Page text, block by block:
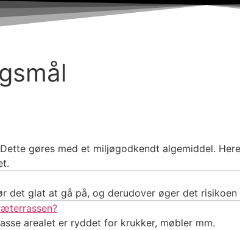
gøres med et miljøgodkendt algemiddel.
det glat at gå på, og derudover øger det
arealet er ryddet for krukker, møbler mm.